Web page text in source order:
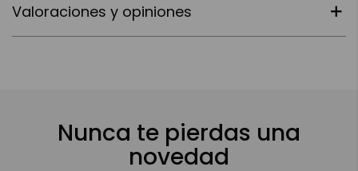
Valoraciones y opiniones
Nunca te pierdas una
novedad